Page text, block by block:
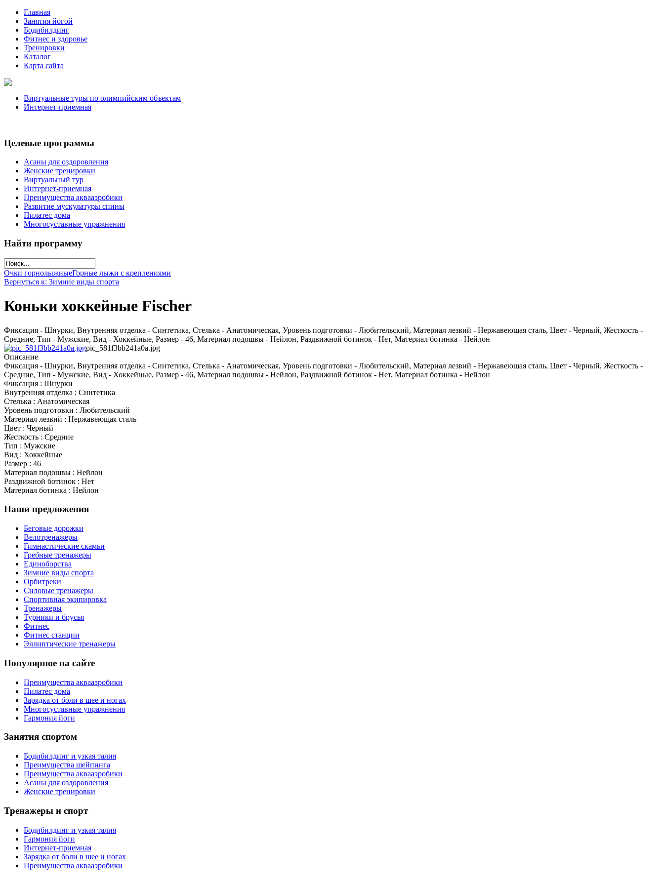
Главная
Занятия йогой
Бодибилдинг
Фитнес и здоровье
Тренировки
Каталог
Карта сайта
Виртуальные туры по олимпийским объектам
Интернет-приемная
Целевые программы
Асаны для оздоровления
Женские тренировки
Виртуальный тур
Интернет-приемная
Преимущества аквааэробики
Развитие мускулатуры спины
Пилатес дома
Многосуставные упражнения
Найти программу
Очки горнолыжныеГорные лыжи с креплениями
Вернуться к: Зимние виды спорта
Коньки хоккейные Fischer
Фиксация - Шнурки, Внутренняя отделка - Синтетика, Стелька - Анатомическая, Уровень подготовки - Любительский, Материал лезвий - Нержавеющая сталь, Цвет - Черный, Жесткость -
Средние, Тип - Мужские, Вид - Хоккейные, Размер - 46, Материал подошвы - Нейлон, Раздвижной ботинок - Нет, Материал ботинка - Нейлон
pic_581f3bb241a0a.jpg
Описание
Фиксация - Шнурки, Внутренняя отделка - Синтетика, Стелька - Анатомическая, Уровень подготовки - Любительский, Материал лезвий - Нержавеющая сталь, Цвет - Черный, Жесткость -
Средние, Тип - Мужские, Вид - Хоккейные, Размер - 46, Материал подошвы - Нейлон, Раздвижной ботинок - Нет, Материал ботинка - Нейлон
Фиксация : Шнурки
Внутренняя отделка : Синтетика
Стелька : Анатомическая
Уровень подготовки : Любительский
Материал лезвий : Нержавеющая сталь
Цвет : Черный
Жесткость : Средние
Тип : Мужские
Вид : Хоккейные
Размер : 46
Материал подошвы : Нейлон
Раздвижной ботинок : Нет
Материал ботинка : Нейлон
Наши предложения
Беговые дорожки
Велотренажеры
Гимнастические скамьи
Гребные тренажеры
Единоборства
Зимние виды спорта
Орбитреки
Силовые тренажеры
Спортивная экипировка
Тренажеры
Турники и брусья
Фитнес
Фитнес станции
Эллиптические тренажеры
Популярное на сайте
Преимущества аквааэробики
Пилатес дома
Зарядка от боли в шее и ногах
Многосуставные упражнения
Гармония йоги
Занятия спортом
Бодибилдинг и узкая талия
Преимущества шейпинга
Преимущества аквааэробики
Асаны для оздоровления
Женские тренировки
Тренажеры и спорт
Бодибилдинг и узкая талия
Гармония йоги
Интернет-приемная
Зарядка от боли в шее и ногах
Преимущества аквааэробики